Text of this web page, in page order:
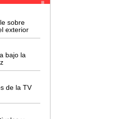
sobre
exterior
bajo la
de la TV